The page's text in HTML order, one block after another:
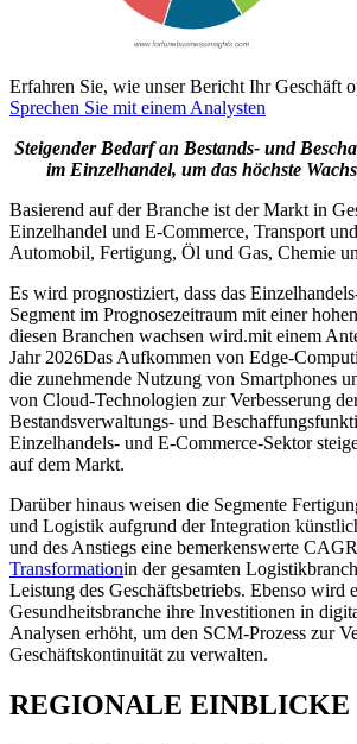
Erfahren Sie, wie unser Bericht Ihr Geschäft
Sprechen Sie mit einem Analysten
Steigender Bedarf an Bestands- und
im Einzelhandel, um das höchste
Basierend auf der Branche ist der Markt in
Einzelhandel und E-Commerce, Transport
Automobil, Fertigung, Öl und Gas, Chemie
Es wird prognostiziert, dass das
Segment im Prognosezeitraum mit einer
diesen Branchen wachsen wird.mit einem
Jahr 2026Das Aufkommen von Edge-
die zunehmende Nutzung von Smartphones
von Cloud-Technologien zur Verbesserung
Bestandsverwaltungs- und
Einzelhandels- und E-Commerce-Sektor
auf dem Markt.
Darüber hinaus weisen die Segmente
und Logistik aufgrund der Integration
und des Anstiegs eine bemerkenswerte
Transformationin der gesamten
Leistung des Geschäftsbetriebs. Ebenso wird
Gesundheitsbranche ihre Investitionen in
Analysen erhöht, um den SCM-Prozess zur
Geschäftskontinuität zu verwalten.
REGIONALE EINBLICKE